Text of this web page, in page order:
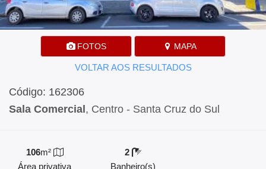
FOTOS MAPA
VOLTAR AOS RESULTADOS
Código: 162306
Sala Comercial , Centro - Santa Cruz do Sul
106m²
Área privativa
2
Banheiro(s)